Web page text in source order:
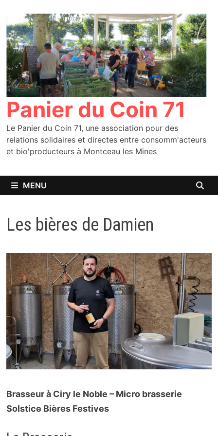
contenu
Panier du Coin 71
Le Panier du Coin 71, une association pour des
relations solidaires et directes entre consomm'acteurs
et bio'producteurs à Montceau les Mines
MENU
Les bières de Damien
Brasseur à Ciry le Noble – Micro brasserie
Solstice Bières Festives